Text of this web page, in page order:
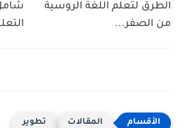
الطرق لتعلم اللغة الروسية
من الصفر...
المقالات تطوير